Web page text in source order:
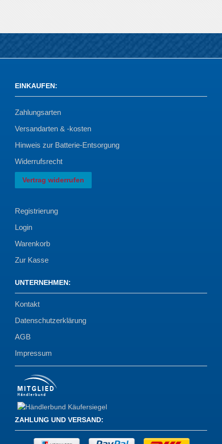
EINKAUFEN:
Zahlungsarten
Versandarten & -kosten
Hinweis zur Batterie-Entsorgung
Widerrufsrecht
Vertrag widerrufen
Registrierung
Login
Warenkorb
Zur Kasse
UNTERNEHMEN:
Kontakt
Datenschutzerklärung
AGB
Impressum
ZAHLUNG UND VERSAND: